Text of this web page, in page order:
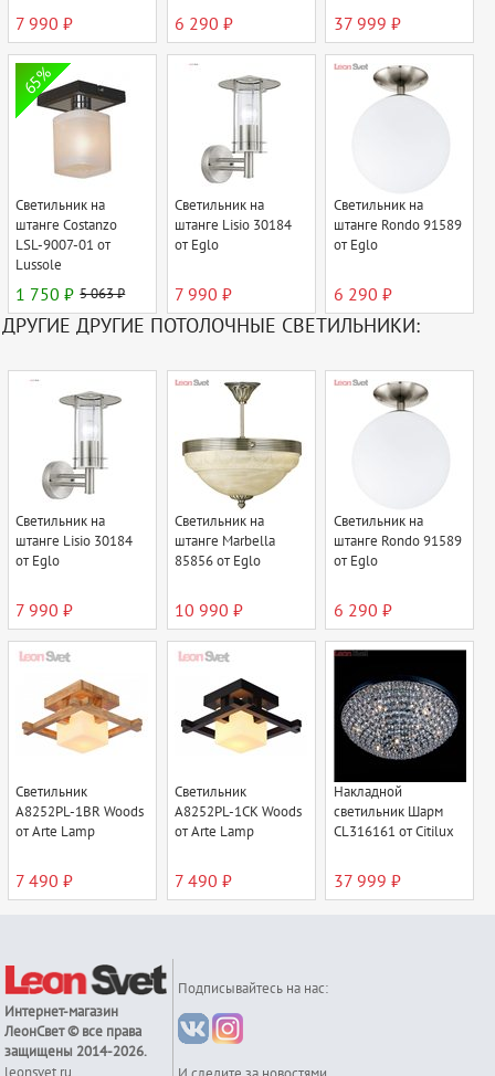
7 990 ₽ 6 290 ₽ 37 999 ₽
65%
Светильник на
штанге Costanzo
LSL-9007-01 от
Lussole
1 750 ₽ 5 063 ₽
Светильник на
штанге Lisio 30184
от Eglo
7 990 ₽
Светильник на
штанге Rondo 91589
от Eglo
6 290 ₽
ДРУГИЕ ДРУГИЕ ПОТОЛОЧНЫЕ СВЕТИЛЬНИКИ:
Светильник на
штанге Lisio 30184
от Eglo
7 990 ₽
Светильник на
штанге Marbella
85856 от Eglo
10 990 ₽
Светильник на
штанге Rondo 91589
от Eglo
6 290 ₽
Светильник
A8252PL-1BR Woods
от Arte Lamp
7 490 ₽
Светильник
A8252PL-1CK Woods
от Arte Lamp
7 490 ₽
Накладной
светильник Шарм
CL316161 от Citilux
37 999 ₽
Интернет-магазин
ЛеонСвет© все права
защищены 2014-2026.
Подписывайтесь на нас: